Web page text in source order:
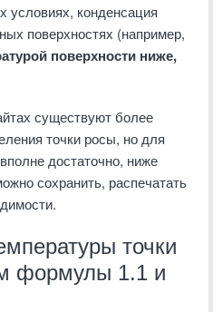
условиях, конденсация
поверхностях (например,
поверхности ниже,
существуют более
точки росы, но для
достаточно, ниже
сохранить, распечатать
точки
формулы 1.1 и